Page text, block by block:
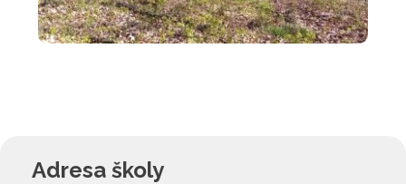
Adresa školy